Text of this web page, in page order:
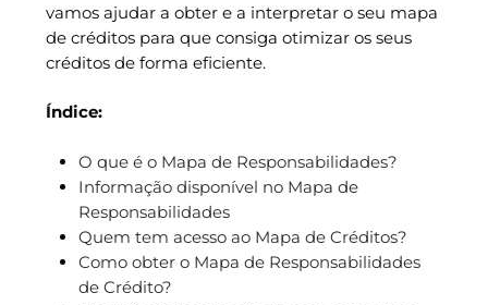
vamos ajudar a obter e a interpretar o seu mapa
de créditos para que consiga otimizar os seus
créditos de forma eficiente.
Índice:
O que é o Mapa de Responsabilidades?
Informação disponível no Mapa de
Responsabilidades
Quem tem acesso ao Mapa de Créditos?
Como obter o Mapa de Responsabilidades
de Crédito?